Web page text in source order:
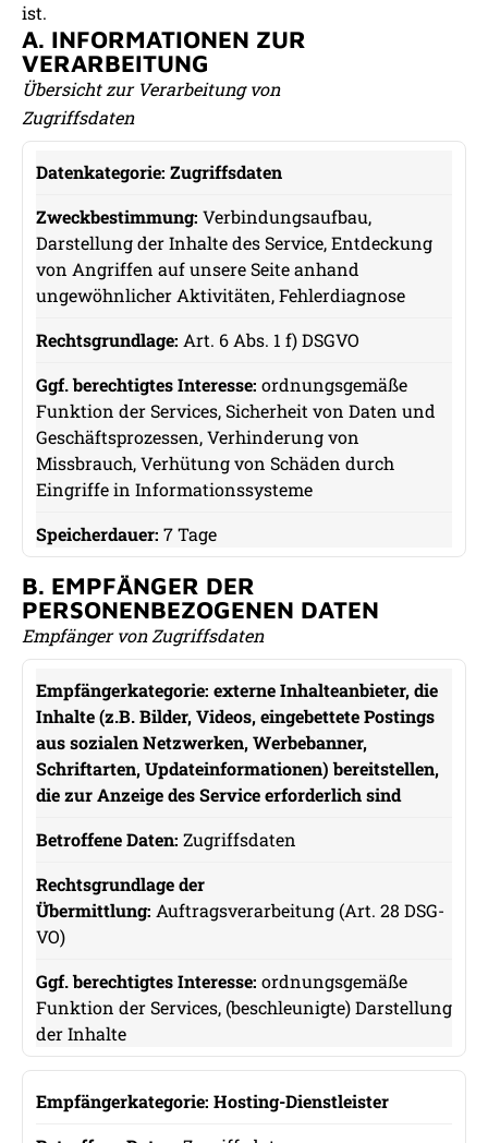
ist.
A. INFORMATIONEN ZUR
VERARBEITUNG
Übersicht zur Verarbeitung von
Zugriffsdaten
Datenkategorie
Zweckbestimmung
Rechtsgrundlage
Zugriffsdaten
Verbindungsaufbau,
Darstellung der Inhalte des Service, Entdeckung
von Angriffen auf unsere Seite anhand
ungewöhnlicher Aktivitäten, Fehlerdiagnose
Art. 6 Abs. 1 f) DSGVO
ordnungsgemäße
Funktion der Services, Sicherheit von Daten und
Geschäftsprozessen, Verhinderung von
Missbrauch, Verhütung von Schäden durch
Eingriffe in Informationssysteme
7 Tage
B. EMPFÄNGER DER
PERSONENBEZOGENEN DATEN
Empfänger von Zugriffsdaten
Empfängerkategorie
Betroffene Daten
Rechtsgrundlage der Übermittlung
Ggf. berechtigtes Interesse
externe Inhalteanbieter, die
Inhalte (z.B. Bilder, Videos, eingebettete Postings
aus sozialen Netzwerken, Werbebanner,
Schriftarten, Updateinformationen) bereitstellen,
die zur Anzeige des Service erforderlich sind
Zugriffsdaten
Auftragsverarbeitung (Art. 28 DSG-
VO)
ordnungsgemäße
Funktion der Services, (beschleunigte) Darstellung
der Inhalte
Hosting-Dienstleister